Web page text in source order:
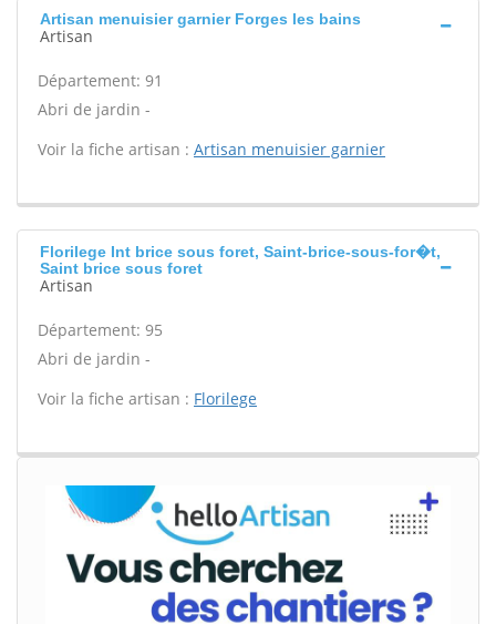
Artisan menuisier garnier Forges les bains
Artisan
Département: 91
Abri de jardin -
Voir la fiche artisan : Artisan menuisier garnier
Florilege Int brice sous foret, Saint-brice-sous-for�t,
Saint brice sous foret
Artisan
Département: 95
Abri de jardin -
Voir la fiche artisan : Florilege